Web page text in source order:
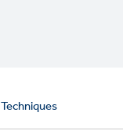
Techniques